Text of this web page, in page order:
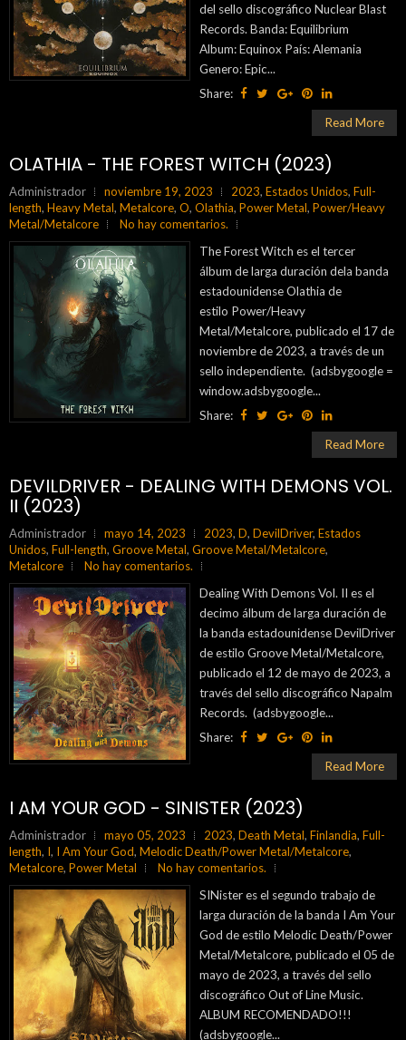
del sello discográfico Nuclear Blast
Records. Banda: Equilibrium
Album: Equinox País: Alemania
Genero: Epic...
Share:
Read More
OLATHIA - THE FOREST WITCH (2023)
Administrador noviembre 19, 2023 2023, Estados Unidos, Full-
length, Heavy Metal, Metalcore, O, Olathia, Power Metal, Power/Heavy
Metal/Metalcore
No hay comentarios.
The Forest Witch es el tercer
álbum de larga duración dela banda
estadounidense Olathia de
estilo Power/Heavy
Metal/Metalcore, publicado el 17 de
noviembre de 2023, a través de un
sello independiente. (adsbygoogle =
window.adsbygoogle...
Share:
Read More
DEVILDRIVER - DEALING WITH DEMONS VOL.
II (2023)
Administrador mayo 14, 2023 2023, D, DevilDriver, Estados
Unidos, Full-length, Groove Metal, Groove Metal/Metalcore,
Metalcore
No hay comentarios.
Dealing With Demons Vol. II es el
decimo álbum de larga duración de
la banda estadounidense DevilDriver
de estilo Groove Metal/Metalcore,
publicado el 12 de mayo de 2023, a
través del sello discográfico Napalm
Records. (adsbygoogle...
Share:
Read More
I AM YOUR GOD - SINISTER (2023)
Administrador mayo 05, 2023 2023, Death Metal, Finlandia, Full-
length, I, I Am Your God, Melodic Death/Power Metal/Metalcore,
Metalcore, Power Metal
No hay comentarios.
SINister es el segundo trabajo de
larga duración de la banda I Am Your
God de estilo Melodic Death/Power
Metal/Metalcore, publicado el 05 de
mayo de 2023, a través del sello
discográfico Out of Line Music.
ALBUM RECOMENDADO!!!
(adsbygoogle...